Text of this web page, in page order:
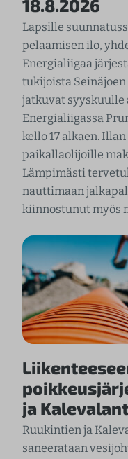
18.8.2026
Lapsille
pelaamisen ilo,
Energialiigaa
tukijoista
jatkuvat syyskuulle
Energialiigassa
kello 17 alkaen.
paikallaolijoille
Lämpimästi
nauttimaan
kiinnostunut myös
ja
Ruukintien ja
saneerataan